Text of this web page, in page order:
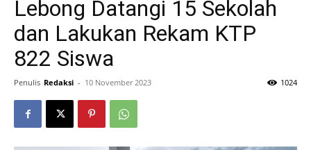
Lebong Datangi 15 Sekolah
dan Lakukan Rekam KTP
822 Siswa
Penulis Redaksi - 10 November 2023 1024